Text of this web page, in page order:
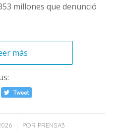
millones que denunció
más
POR PRENSA3